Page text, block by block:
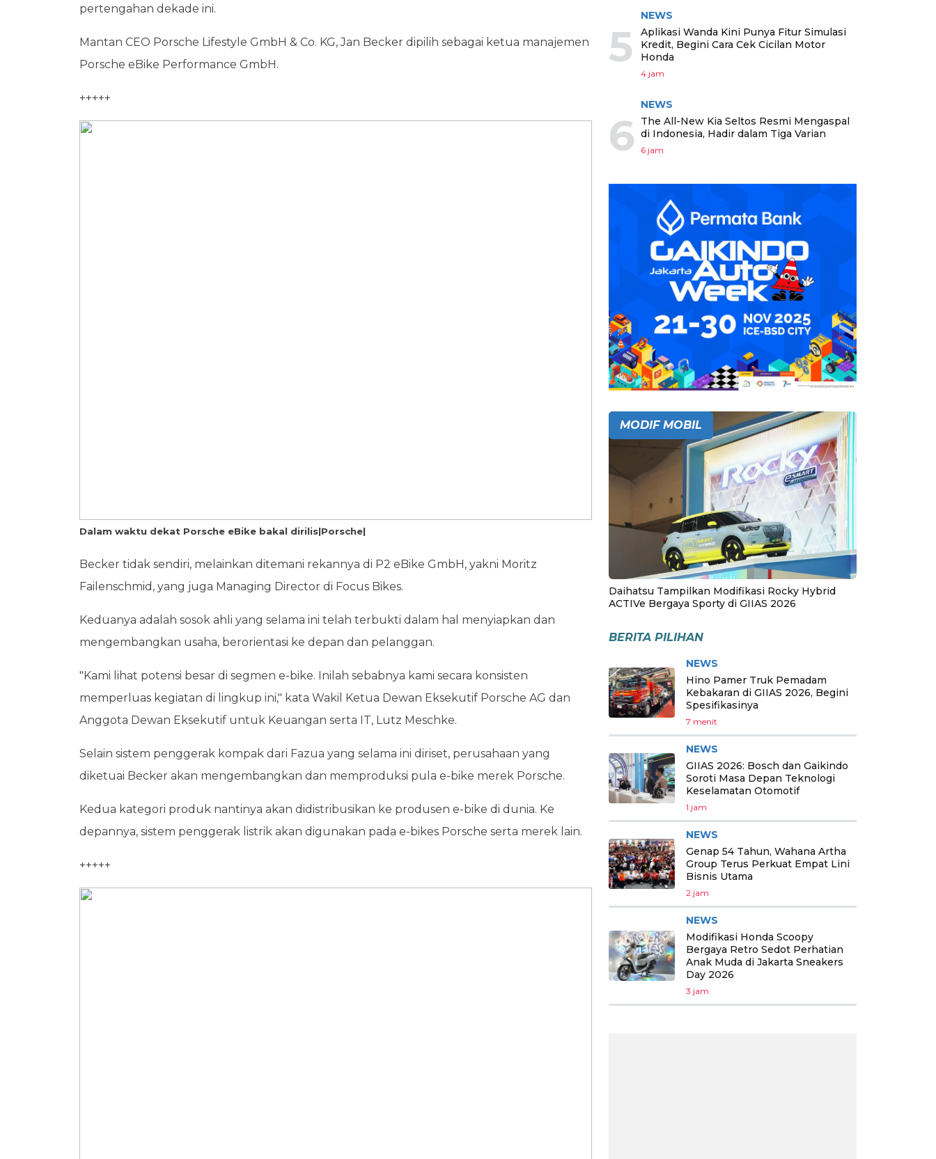
pertengahan dekade ini.
Mantan CEO Porsche Lifestyle GmbH & Co. KG, Jan Becker dipilih sebagai ketua manajemen
Porsche eBike Performance GmbH.
+++++
Dalam waktu dekat Porsche eBike bakal dirilis|Porsche|
Becker tidak sendiri, melainkan ditemani rekannya di P2 eBike GmbH, yakni Moritz
Failenschmid, yang juga Managing Director di Focus Bikes.
Keduanya adalah sosok ahli yang selama ini telah terbukti dalam hal menyiapkan dan
mengembangkan usaha, berorientasi ke depan dan pelanggan.
"Kami lihat potensi besar di segmen e-bike. Inilah sebabnya kami secara konsisten
memperluas kegiatan di lingkup ini," kata Wakil Ketua Dewan Eksekutif Porsche AG dan
Anggota Dewan Eksekutif untuk Keuangan serta IT, Lutz Meschke.
Selain sistem penggerak kompak dari Fazua yang selama ini diriset, perusahaan yang
diketuai Becker akan mengembangkan dan memproduksi pula e-bike merek Porsche.
Kedua kategori produk nantinya akan didistribusikan ke produsen e-bike di dunia. Ke
depannya, sistem penggerak listrik akan digunakan pada e-bikes Porsche serta merek lain.
+++++
5
NEWS
Aplikasi Wanda Kini Punya Fitur Simulasi
Kredit, Begini Cara Cek Cicilan Motor
Honda
4 jam
6
NEWS
The All-New Kia Seltos Resmi Mengaspal
di Indonesia, Hadir dalam Tiga Varian
6 jam
MODIF MOBIL
Daihatsu Tampilkan Modifikasi Rocky Hybrid
ACTIVe Bergaya Sporty di GIIAS 2026
BERITA PILIHAN
NEWS
Hino Pamer Truk Pemadam
Kebakaran di GIIAS 2026, Begini
Spesifikasinya
7 menit
NEWS
GIIAS 2026: Bosch dan Gaikindo
Soroti Masa Depan Teknologi
Keselamatan Otomotif
1 jam
NEWS
Genap 54 Tahun, Wahana Artha
Group Terus Perkuat Empat Lini
Bisnis Utama
2 jam
NEWS
Modifikasi Honda Scoopy
Bergaya Retro Sedot Perhatian
Anak Muda di Jakarta Sneakers
Day 2026
3 jam